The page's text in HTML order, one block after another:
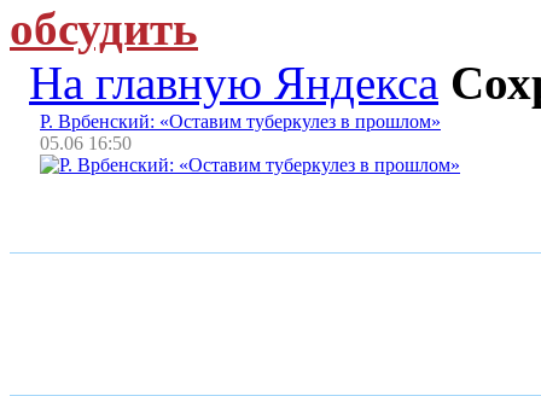
обсудить
На главную Яндекса
Р. Врбенский: «Оставим туберкулез в прошлом»
05.06 16:50